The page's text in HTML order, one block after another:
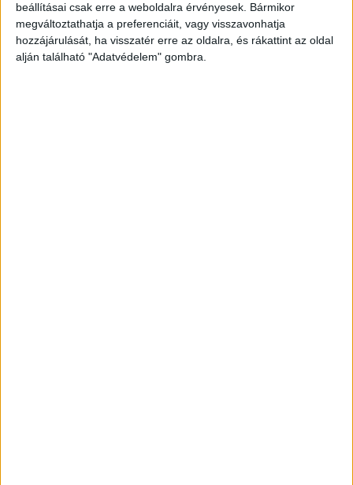
beállításai csak erre a weboldalra érvényesek. Bármikor
megváltoztathatja a preferenciáit, vagy visszavonhatja
hozzájárulását, ha visszatér erre az oldalra, és rákattint az oldal
alján található "Adatvédelem" gombra.
City marketing és PR igazgatója.
A 12 éves kortól ajánlott, feliratos filmet február 22-én 20